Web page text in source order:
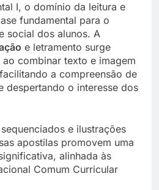
I, o domínio da leitura e
fundamental para o
social dos alunos. A
e letramento surge
combinar texto e imagem
a compreensão de
despertando o interesse dos
e ilustrações
apostilas promovem uma
alinhada às
Comum Curricular